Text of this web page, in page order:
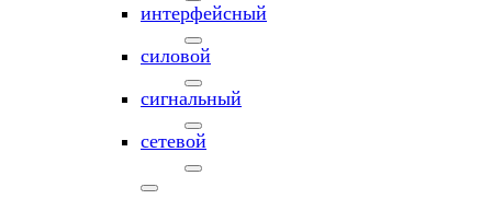
интерфейсный
силовой
сигнальный
сетевой